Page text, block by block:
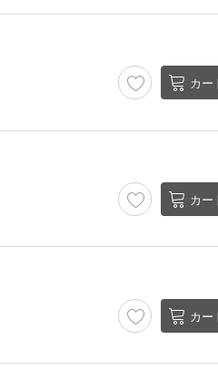
カー
カー
カー